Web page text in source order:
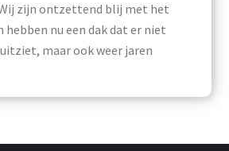
zijn ontzettend blij met het
nu een dak dat er niet
maar ook weer jaren